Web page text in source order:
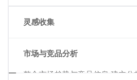
灵感收集
Pixso白板中,便于分类、标注与筛
市场与竞品分析
整合市场趋势与竞品信息,建立分